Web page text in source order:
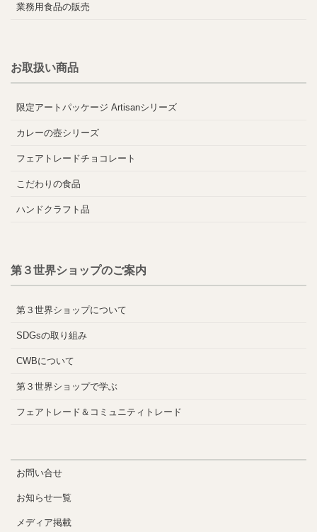
業務用食品の販売
お取扱い商品
限定アートパッケージ Artisanシリーズ
カレーの壺シリーズ
フェアトレードチョコレート
こだわりの食品
ハンドクラフト品
第３世界ショップのご案内
第３世界ショップについて
SDGsの取り組み
CWBについて
第３世界ショップで学ぶ
フェアトレード＆コミュニティトレード
お問い合せ
お知らせ一覧
メディア掲載